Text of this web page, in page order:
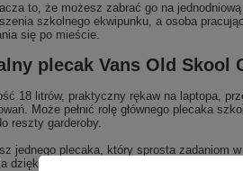
to, że możesz zabrać go na
szkolnego ekwipunku, a osoba
się po mieście.
plecak Vans Old Skool
18 litrów, praktyczny rękaw na laptopa,
Może pełnić rolę głównego plecaka
reszty garderoby.
jednego plecaka, który sprosta zadaniom
dzięki wyściełanym szelkom i